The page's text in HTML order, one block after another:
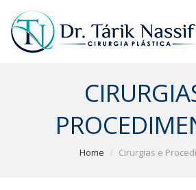
Home Cirurgias e